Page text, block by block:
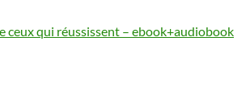
ceux qui réussissent – ebook+audiobook